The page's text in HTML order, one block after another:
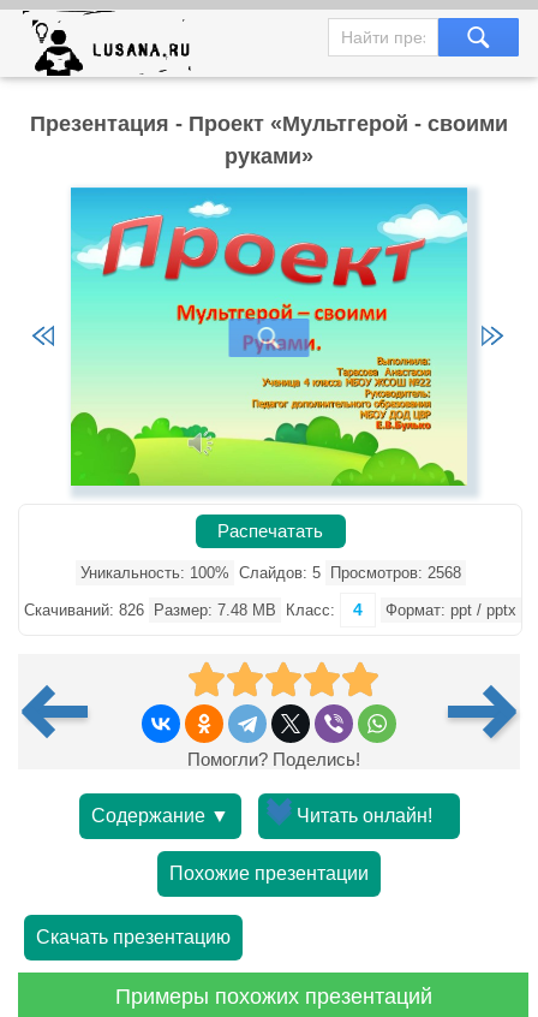
Презентация - Проект «Мультгерой - своими
руками»
Распечатать
Уникальность: 100% Слайдов: 5 Просмотров: 2568
Скачиваний: 826 Размер: 7.48 MB Класс: 4 Формат: ppt / pptx
Помогли? Поделись!
Содержание ▼ Читать онлайн!
Похожие презентации
Скачать презентацию
Примеры похожих презентаций